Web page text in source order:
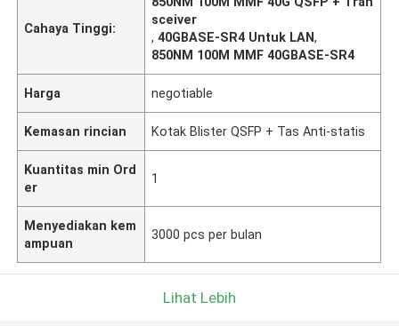
Cahaya Tinggi:
sceiver
,40GBASE-SR4 Untuk LAN,
850NM 100M MMF 40GBASE-SR4
Harga negotiable
Kemasan rincian Kotak Blister QSFP + Tas Anti-statis
Kuantitas min Ord
er
1
Menyediakan kem
ampuan
3000 pcs per bulan
Lihat Lebih